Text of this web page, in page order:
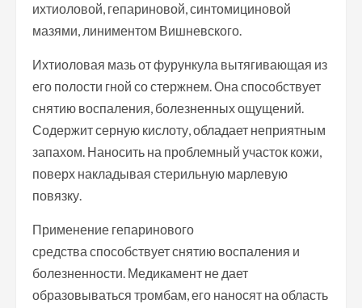
ихтиоловой, гепариновой, синтомициновой
мазями, линиментом Вишневского.
Ихтиоловая мазь от фурункула вытягивающая из
его полости гной со стержнем. Она способствует
снятию воспаления, болезненных ощущений.
Содержит серную кислоту, обладает неприятным
запахом. Наносить на проблемный участок кожи,
поверх накладывая стерильную марлевую
повязку.
Применение гепаринового
средства способствует снятию воспаления и
болезненности. Медикамент не дает
образовываться тромбам, его наносят на область